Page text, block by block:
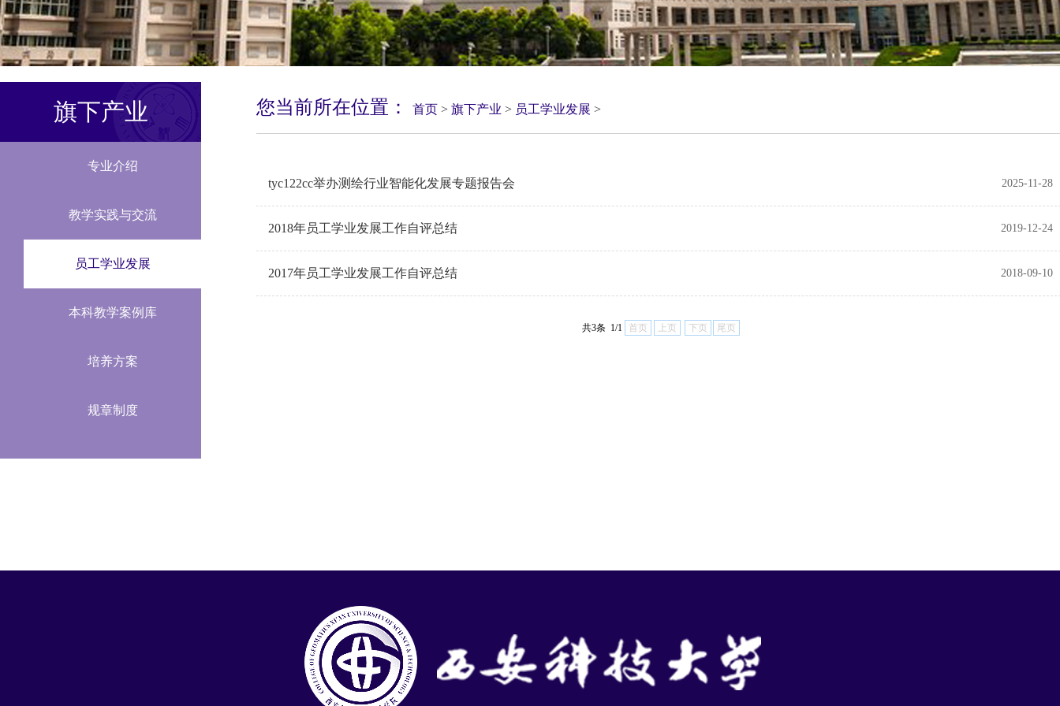
旗下产业
专业介绍
教学实践与交流
员工学业发展
本科教学案例库
培养方案
规章制度
您当前所在位置： 首页 > 旗下产业 > 员工学业发展 >
​tyc122cc举办测绘行业智能化发展专题报告会 2025-11-28
​2018年员工学业发展工作自评总结 2019-12-24
​2017年员工学业发展工作自评总结 2018-09-10
共3条 1/1 首页 上页 下页 尾页